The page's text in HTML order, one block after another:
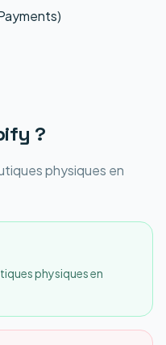
?
physiques en
physiques en